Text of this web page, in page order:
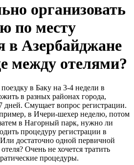
организовать
по месту
в Азербайджане
между отелями?
в Баку на 3-4 недели в
в разных районах города,
дней. Смущает вопрос регистрации.
в Ичери-шехер неделю, потом
в Нагорный парк, нужно ли
процедуру регистрации в
достаточно одной первичной
Очень не хочется тратить
процедуры.